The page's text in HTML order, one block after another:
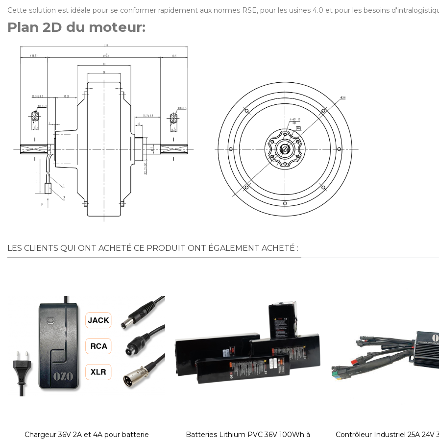
Cette solution est idéale pour se conformer rapidement aux normes RSE, pour les usines 4.0 et pour les besoins
Plan 2D du moteur:
LES CLIENTS QUI ONT ACHETÉ CE PRODUIT ONT ÉGALEMENT ACHETÉ :
Chargeur 36V 2A et 4A pour batterie Batteries Lithium PVC 36V 100Wh à Contrôleur Industriel 25A 24V